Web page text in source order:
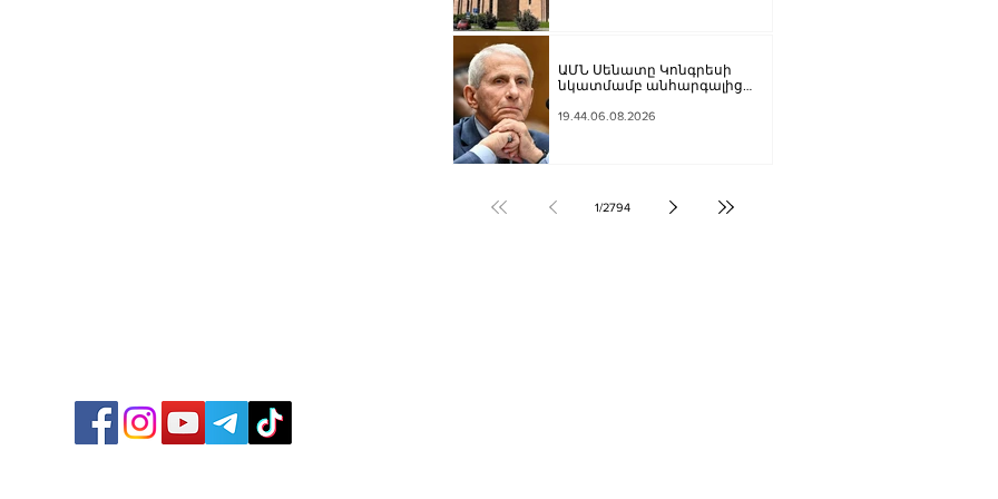
ԱՄՆ Սենատը Կոնգրեսի
նկատմամբ անհարգալից
Ֆաուչիին մեղավոր է ճանաչել
19.44.06.08.2026
1/2794